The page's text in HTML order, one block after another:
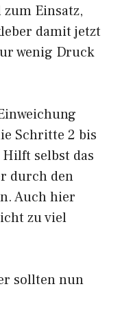
Einsatz,
damit jetzt
wenig Druck
Schritte 2 bis
selbst das
durch den
Auch hier
zu viel
sollten nun